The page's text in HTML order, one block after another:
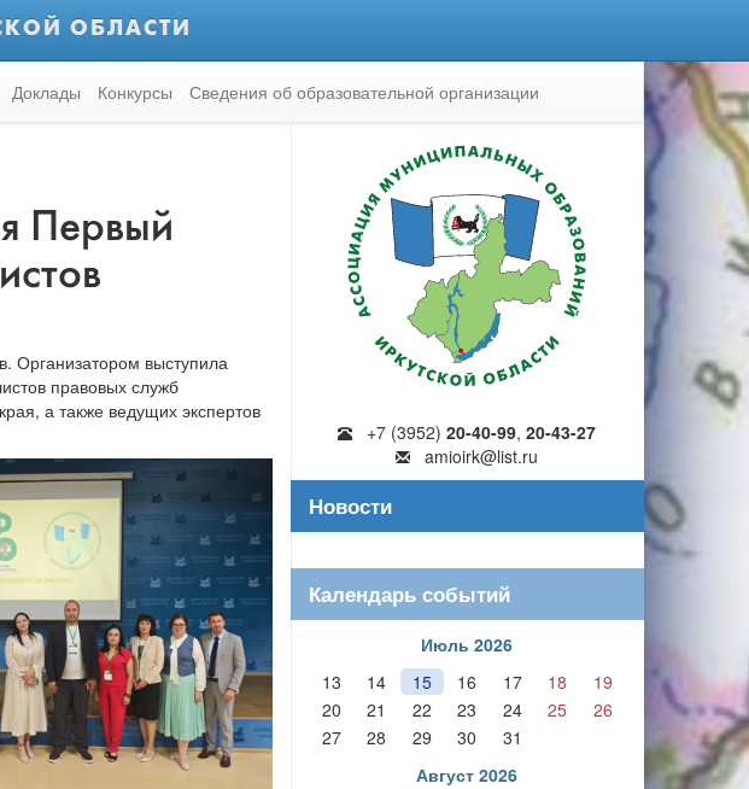
ОБЛАСТИ
Доклады Конкурсы Сведения об образовательной организации
Первый
Организатором выступила
правовых служб
а также ведущих экспертов
+7 (3952)20-40-99,20-43-27
amioirk@list.ru
Новости
Календарь событий
Июль 2026
13
14 15 16 17 18
19
20
21 22 23 24 25
26
27
28 29 30
31
Август 2026